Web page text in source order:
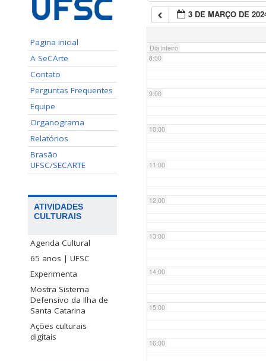
Pagina inicial
A SeCArte
Contato
Perguntas Frequentes
Equipe
Organograma
Relatórios
Brasão
UFSC/SECARTE
ATIVIDADES
CULTURAIS
Agenda Cultural
65 anos | UFSC
Experimenta
Mostra Sistema
Defensivo da Ilha de
Santa Catarina
Ações culturais
digitais
3 DE MARÇO DE
Dia inteiro
7:00
8:00
9:00
10:00
11:00
12:00
13:00
14:00
15:00
16:00